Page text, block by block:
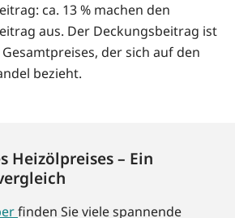
ca. 13 % machen den
aus. Der Deckungsbeitrag ist
Gesamtpreises, der sich auf den
bezieht.
Heizölpreises – Ein
finden Sie viele spannende